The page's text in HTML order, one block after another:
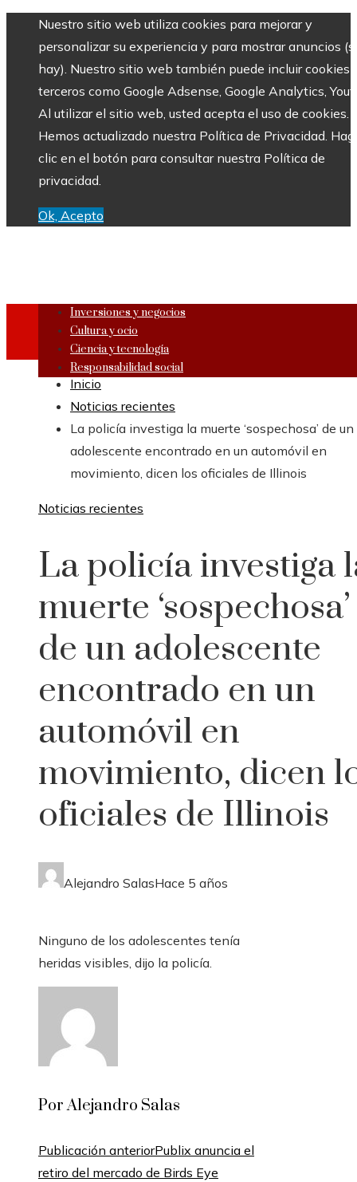
Nuestro sitio web utiliza cookies para mejorar y
personalizar su experiencia y para mostrar anuncios
hay). Nuestro sitio web también puede incluir cookies
terceros como Google Adsense, Google Analytics,
Al utilizar el sitio web, usted acepta el uso de cookies.
Hemos actualizado nuestra Política de Privacidad.
clic en el botón para consultar nuestra Política de
privacidad.
Ok, Acepto
Inversiones y negocios
Cultura y ocio
Ciencia y tecnología
Responsabilidad social
Inicio
Noticias recientes
La policía investiga la muerte ‘sospechosa’ de un
adolescente encontrado en un automóvil en
movimiento, dicen los oficiales de Illinois
Noticias recientes
La policía investiga
muerte ‘sospechosa’
de un adolescente
encontrado en un
automóvil en
movimiento, dicen
oficiales de Illinois
Alejandro SalasHace 5 años
Ninguno de los adolescentes tenía
heridas visibles, dijo la policía.
Por Alejandro Salas
Publicación anteriorPublix anuncia el
retiro del mercado de Birds Eye